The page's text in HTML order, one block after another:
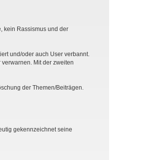
kein Rassismus und der
und/oder auch User verbannt.
Mit der zweiten
der Themen/Beiträgen.
gekennzeichnet seine